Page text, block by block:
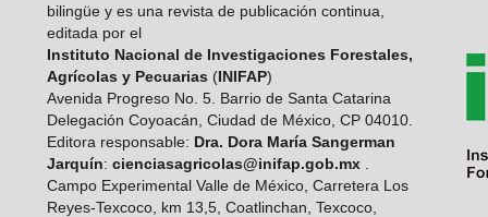
bilingüe y es una revista de publicación continua,
editada por el
Instituto Nacional de Investigaciones Forestales,
Agrícolas y Pecuarias (INIFAP)
Avenida Progreso No. 5. Barrio de Santa Catarina
Delegación Coyoacán, Ciudad de México, CP 04010.
Editora responsable: Dra. Dora María Sangerman
Jarquín: cienciasagricolas@inifap.gob.mx.
Campo Experimental Valle de México, Carretera Los
Reyes-Texcoco, km 13,5, Coatlinchan, Texcoco,